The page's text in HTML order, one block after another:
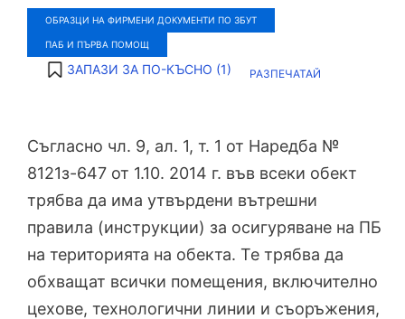
ОБРАЗЦИ НА ФИРМЕНИ ДОКУМЕНТИ ПО ЗБУТ
ПАБ И ПЪРВА ПОМОЩ
ЗАПАЗИ ЗА ПО-КЪСНО (1) РАЗПЕЧАТАЙ
Съгласно чл. 9, ал. 1, т. 1 от Наредба №
8121з-647 от 1.10. 2014 г. във всеки обект
трябва да има утвърдени вътрешни
правила (инструкции) за осигуряване на ПБ
на територията на обекта. Те трябва да
обхващат всички помещения, включително
цехове, технологични линии и съоръжения,